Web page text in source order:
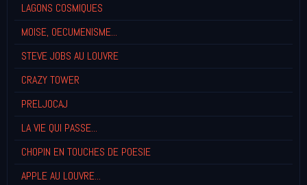
LAGONS COSMIQUES
MOISE, OECUMENISME...
STEVE JOBS AU LOUVRE
CRAZY TOWER
PRELJOCAJ
LA VIE QUI PASSE...
CHOPIN EN TOUCHES DE POESIE
APPLE AU LOUVRE...